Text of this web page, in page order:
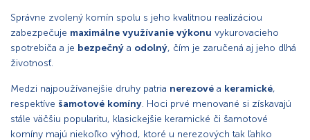
Správne zvolený komín spolu s jeho kvalitnou realizáciou
zabezpečuje maximálne využívanie výkonu vykurovacieho
spotrebiča a je bezpečný a odolný, čím je zaručená aj jeho dlhá
životnosť.
Medzi najpoužívanejšie druhy patria nerezové a keramické,
respektíve šamotové komíny. Hoci prvé menované si získavajú
stále väčšiu popularitu, klasickejšie keramické či šamotové
komíny majú niekoľko výhod, ktoré u nerezových tak ľahko